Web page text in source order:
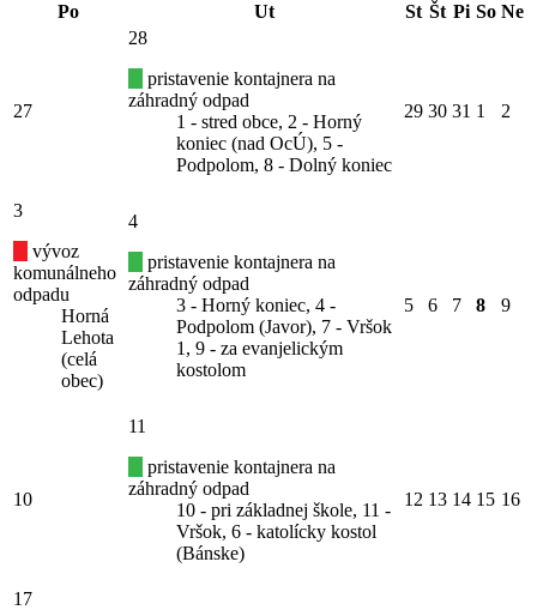
Po
Ut St Št Pi So Ne
27
28
pristavenie kontajnera na
záhradný odpad
1 - stred obce, 2 - Horný
koniec (nad OcÚ), 5 -
Podpolom, 8 - Dolný koniec
29 30 31 1 2
3
vývoz
komunálneho
odpadu
Horná
Lehota
(celá
obec)
4
pristavenie kontajnera na
záhradný odpad
3 - Horný koniec, 4 -
Podpolom (Javor), 7 - Vršok
1, 9 - za evanjelickým
kostolom
5 6 7 8 9
10
11
pristavenie kontajnera na
záhradný odpad
10 - pri základnej škole, 11 -
Vršok, 6 - katolícky kostol
(Bánske)
12 13 14 15 16
17